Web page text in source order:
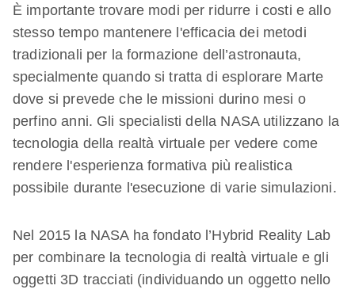
È importante trovare modi per ridurre i costi e allo
stesso tempo mantenere l'efficacia dei metodi
tradizionali per la formazione dell’astronauta,
specialmente quando si tratta di esplorare Marte
dove si prevede che le missioni durino mesi o
perfino anni. Gli specialisti della NASA utilizzano la
tecnologia della realtà virtuale per vedere come
rendere l'esperienza formativa più realistica
possibile durante l'esecuzione di varie simulazioni.
Nel 2015 la NASA ha fondato l’Hybrid Reality Lab
per combinare la tecnologia di realtà virtuale e gli
oggetti 3D tracciati (individuando un oggetto nello